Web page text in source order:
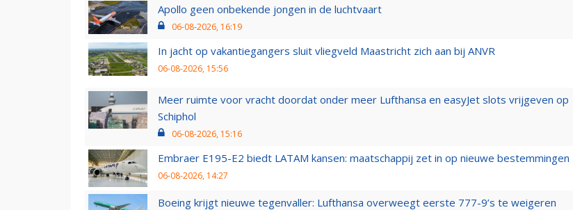
Apollo geen onbekende jongen in de luchtvaart
06-08-2026, 16:19
In jacht op vakantiegangers sluit vliegveld Maastricht zich aan bij ANVR
06-08-2026, 15:56
Meer ruimte voor vracht doordat onder meer Lufthansa en easyJet slots vrijgeven op
Schiphol
06-08-2026, 15:16
Embraer E195-E2 biedt LATAM kansen: maatschappij zet in op nieuwe bestemmingen
06-08-2026, 14:27
Boeing krijgt nieuwe tegenvaller: Lufthansa overweegt eerste 777-9’s te weigeren